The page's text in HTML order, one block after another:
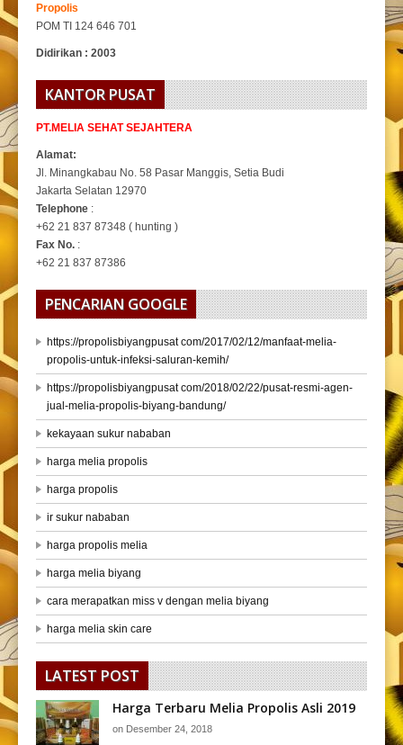
Propolis
POM TI 124 646 701
Didirikan : 2003
KANTOR PUSAT
PT.MELIA SEHAT SEJAHTERA
Alamat:
Jl. Minangkabau No. 58 Pasar Manggis, Setia Budi
Jakarta Selatan 12970
Telephone :
+62 21 837 87348 ( hunting )
Fax No. :
+62 21 837 87386
PENCARIAN GOOGLE
https://propolisbiyangpusat com/2017/02/12/manfaat-melia-
propolis-untuk-infeksi-saluran-kemih/
https://propolisbiyangpusat com/2018/02/22/pusat-resmi-agen-
jual-melia-propolis-biyang-bandung/
kekayaan sukur nababan
harga melia propolis
harga propolis
ir sukur nababan
harga propolis melia
harga melia biyang
cara merapatkan miss v dengan melia biyang
harga melia skin care
LATEST POST
Harga Terbaru Melia Propolis Asli 2019
on Desember 24, 2018